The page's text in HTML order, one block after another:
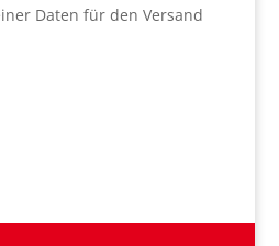
Daten für den Versand